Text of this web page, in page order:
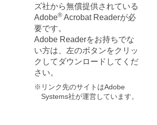
ズ社から無償提供されている
Adobe®Acrobat Readerが必
要です。
Adobe Readerをお持ちでな
い方は、左のボタンをクリッ
クしてダウンロードしてくだ
さい。
※リンク先のサイトはAdobe
Systems社が運営しています。